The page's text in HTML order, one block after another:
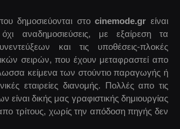
δημοσιεύονται στοcinemode.gr είναι
αναδημοσιεύσεις, με εξαίρεση τα
και τις υποθέσεις-πλοκές
σειρών, που έχουν μεταφραστεί απο
κείμενα των στούντιο παραγωγής ή
εταιρείες διανομής. Πολλές απο τις
είναι δικής μας γραφιστικής δημιουργίας
τρίτους, χωρίς την απόδοση πηγής δεν